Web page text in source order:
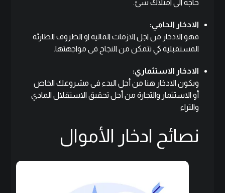
حاجة الى امتلاك شئ.
الادخار الحامي:
فهو الادخار من اجل الازمات المالية او الظروف الطارئة
المستقبلية كي تتمكن من النجاح فى مواجهتها.
الادخار الاستثماري:
ويكون الادخار هنا من أجل البدء فى مشروعك الخاص
أو الاستثمار والتجارة من أجل تحقيق الاستقلال المادي
والثراء
نصائح ادخار الأموال